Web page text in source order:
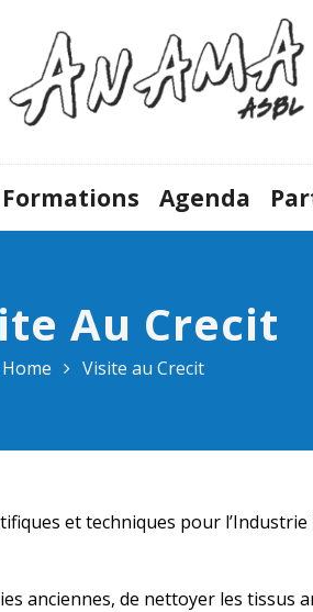
Formations Agenda
Au Crecit
Home Visite au Crecit
et techniques pour
anciennes, de nettoyer les tissus